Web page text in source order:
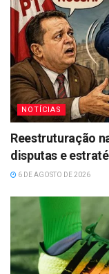
NOTÍCIAS
Reestruturação
disputas e
6 DE AGOSTO DE 2026